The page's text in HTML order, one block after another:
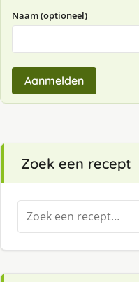
Naam (optioneel)
Aanmelden
Zoek een recept
Zoeken
naar: